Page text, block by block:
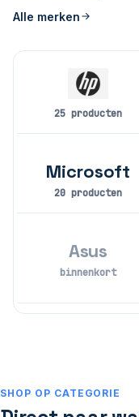
Alle merken
25 producten
Microsoft
20 producten
Asus
binnenkort
SHOP OP CATEGORIE